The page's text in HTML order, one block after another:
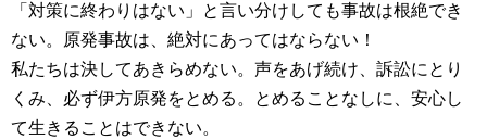
「対策に終わりはない」と言い分けしても事故は根絶でき
ない。原発事故は、絶対にあってはならない！
私たちは決してあきらめない。声をあげ続け、訴訟にとり
くみ、必ず伊方原発をとめる。とめることなしに、安心し
て生きることはできない。